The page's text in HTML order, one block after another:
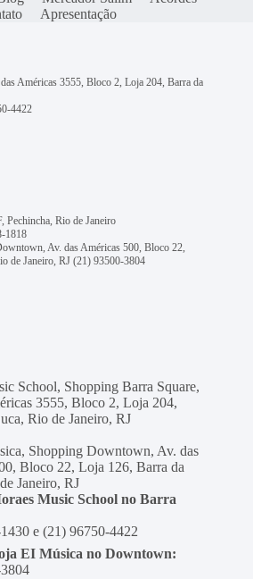
Apresentação
Américas 3555, Bloco 2, Loja 204, Barra da
4422
Pechincha, Rio de Janeiro
1818
Av. das Américas 500, Bloco 22,
de Janeiro, RJ (21) 93500-3804
School, Shopping Barra Square,
3555, Bloco 2, Loja 204,
Rio de Janeiro, RJ
Shopping Downtown, Av. das
Bloco 22, Loja 126, Barra da
Janeiro, RJ
Music School no Barra
e (21) 96750-4422
EI Música no Downtown: